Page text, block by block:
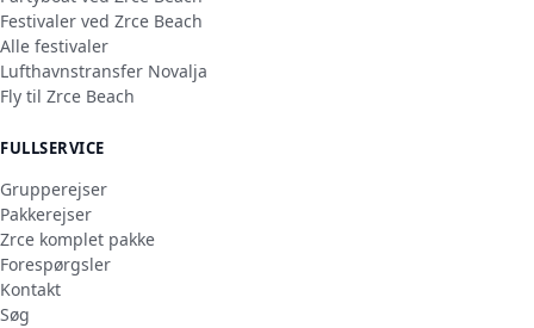
Festivaler ved Zrce Beach
Alle festivaler
Lufthavnstransfer Novalja
Fly til Zrce Beach
FULLSERVICE
Grupperejser
Pakkerejser
Zrce komplet pakke
Forespørgsler
Kontakt
Søg